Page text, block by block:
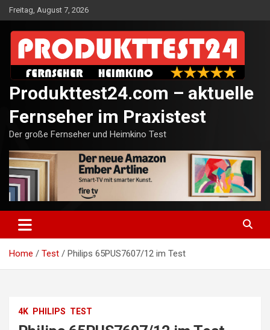
Skip
to
content
Freitag, August 7, 2026
Produkttest24.com – aktuelle
Fernseher im Praxistest
Der große Fernseher und Heimkino Test
Home Test Philips 65PUS7607/12 im Test
4K PHILIPS TEST